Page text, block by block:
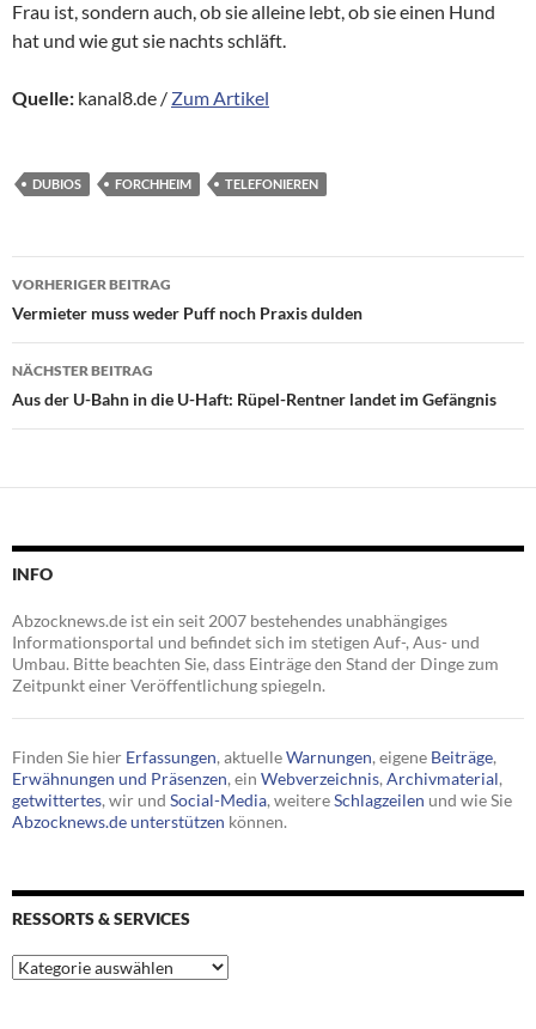
Frau ist, sondern auch, ob sie alleine lebt, ob sie einen Hund
hat und wie gut sie nachts schläft.
Quelle: kanal8.de / Zum Artikel
DUBIOS FORCHHEIM TELEFONIEREN
Beitragsnavigation
VORHERIGER BEITRAG
Vermieter muss weder Puff noch Praxis dulden
NÄCHSTER BEITRAG
Aus der U-Bahn in die U-Haft: Rüpel-Rentner landet im Gefängnis
INFO
Abzocknews.de ist ein seit 2007 bestehendes unabhängiges
Informationsportal und befindet sich im stetigen Auf-, Aus- und
Umbau. Bitte beachten Sie, dass Einträge den Stand der Dinge zum
Zeitpunkt einer Veröffentlichung spiegeln.
Finden Sie hier Erfassungen, aktuelleWarnungen, eigene Beiträge,
Erwähnungen und Präsenzen, ein Webverzeichnis, Archivmaterial,
getwittertes, wir und Social-Media, weitereSchlagzeilen und wie Sie
Abzocknews.de unterstützen können.
RESSORTS & SERVICES
Ressorts
&